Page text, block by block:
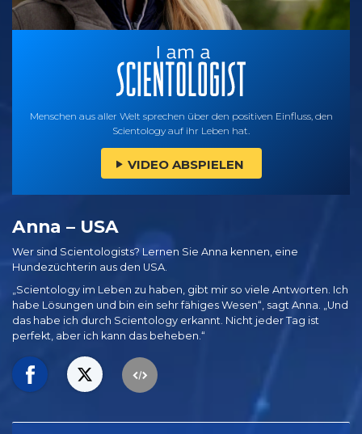
Menschen aus aller Welt sprechen über den positiven Einfluss, den
Scientology auf ihr Leben hat.
VIDEO ABSPIELEN
Anna – USA
Wer sind Scientologists? Lernen Sie Anna kennen, eine
Hundezüchterin aus den USA.
„Scientology im Leben zu haben, gibt mir so viele Antworten. Ich
habe Lösungen und bin ein sehr fähiges Wesen“, sagt Anna. „Und
das habe ich durch Scientology erkannt. Nicht jeder Tag ist
perfekt, aber ich kann das beheben.“